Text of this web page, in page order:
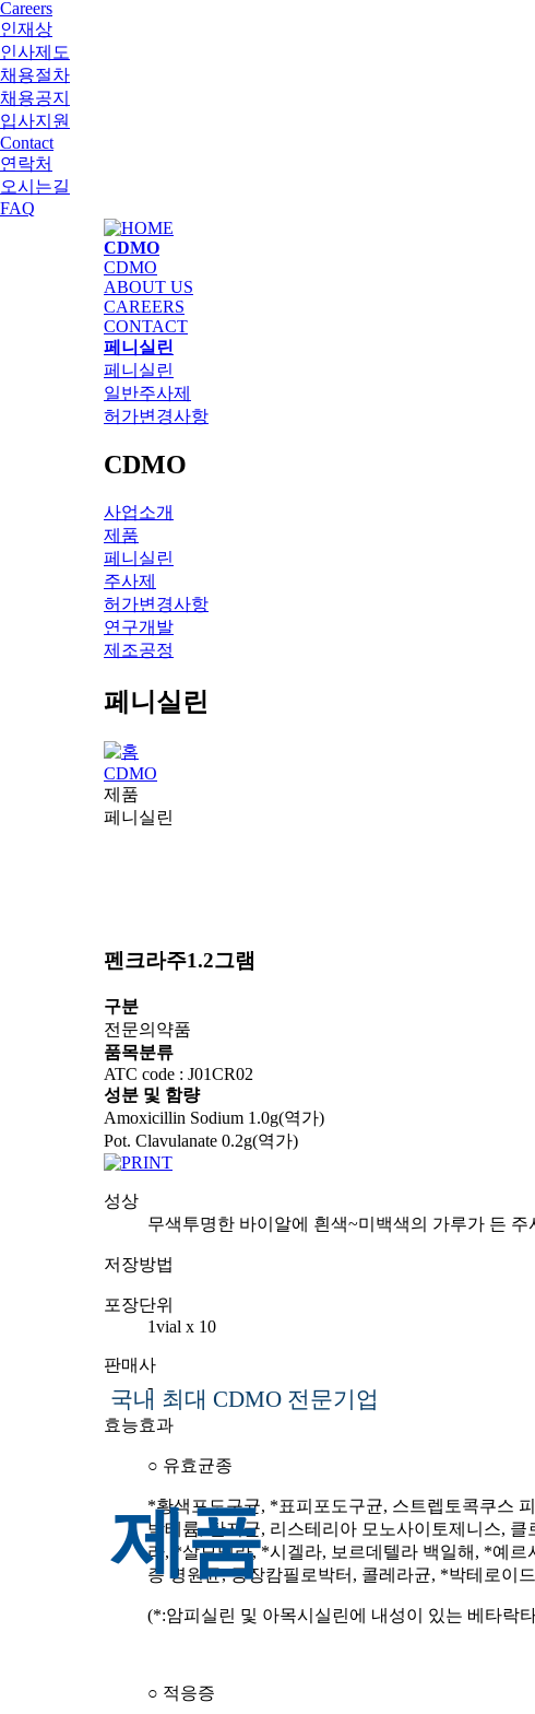
Careers
인재상
인사제도
채용절차
채용공지
입사지원
Contact
연락처
오시는길
FAQ
국내 최대 CDMO 전문기업
제품
CDMO
CDMO
ABOUT US
CAREERS
CONTACT
페니실린
페니실린
일반주사제
허가변경사항
CDMO
사업소개
제품
페니실린
주사제
허가변경사항
연구개발
제조공정
페니실린
CDMO
제품
페니실린
펜크라주1.2그램
구분
전문의약품
품목분류
ATC code : J01CR02
성분 및 함량
Amoxicillin Sodium 1.0g(역가)
Pot. Clavulanate 0.2g(역가)
성상
무색투명한 바이알에 흰색~미백색의 가루가 든 주
저장방법
포장단위
1vial x 10
판매사
-
효능효과
○ 유효균종
*황색포도구균, *표피포도구균, 스트렙토콕쿠스
박테륨, 탄저균, 리스테리아 모노사이토제니스,
라, *살모넬라, *시겔라, 보르데텔라 백일해, *예
증 병원균, 공장캄필로박터, 콜레라균, *박테로이
(*:암피실린 및 아목시실린에 내성이 있는 베타락
○ 적응증